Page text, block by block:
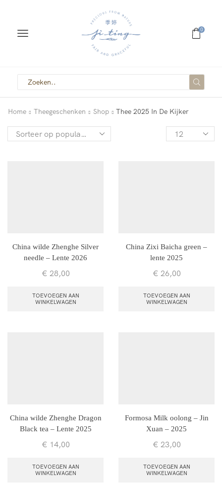
0
Home Theegeschenken Shop Thee 2025 In De Kijker
China wilde Zhenghe Silver
needle – Lente 2026
€ 28,00
TOEVOEGEN AAN
WINKELWAGEN
China Zixi Baicha green –
lente 2025
€ 26,00
TOEVOEGEN AAN
WINKELWAGEN
China wilde Zhenghe Dragon
Black tea – Lente 2025
€ 14,00
TOEVOEGEN AAN
WINKELWAGEN
Formosa Milk oolong – Jin
Xuan – 2025
€ 23,00
TOEVOEGEN AAN
WINKELWAGEN